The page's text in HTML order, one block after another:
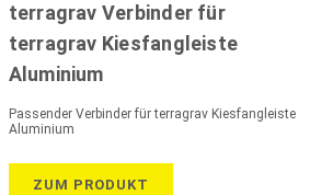
terragrav Verbinder für
terragrav Kiesfangleiste
Aluminium
Passender Verbinder für terragrav Kiesfangleiste
Aluminium
ZUM PRODUKT